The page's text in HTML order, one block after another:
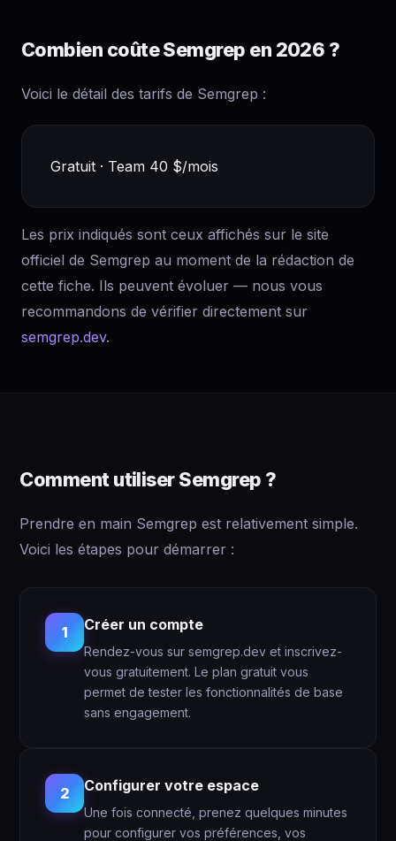
Combien coûte Semgrep en 2026 ?
Voici le détail des tarifs de Semgrep :
Gratuit · Team 40 $/mois
Les prix indiqués sont ceux affichés sur le site
officiel de Semgrep au moment de la rédaction de
cette fiche. Ils peuvent évoluer — nous vous
recommandons de vérifier directement sur
semgrep.dev.
Comment utiliser Semgrep ?
Prendre en main Semgrep est relativement simple.
Voici les étapes pour démarrer :
1 Créer un compte
Rendez-vous sursemgrep.dev et inscrivez-
vous gratuitement. Le plan gratuit vous
permet de tester les fonctionnalités de base
sans engagement.
2 Configurer votre espace
Une fois connecté, prenez quelques minutes
pour configurer vos préférences, vos